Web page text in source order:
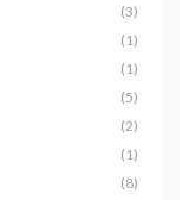
(3)
(1)
(1)
(5)
(2)
(1)
(8)